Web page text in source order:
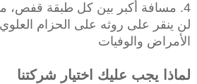
4. مسافة أكبر بين كل طبقة قفص،
لن ينقر على روثه على الحزام
الأمراض والوفيات
لماذا يجب عليك اختيار شركتنا